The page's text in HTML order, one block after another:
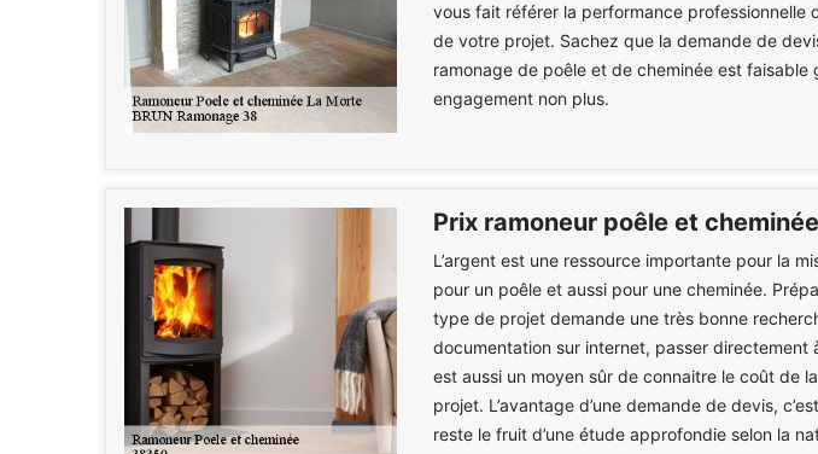
vous fait référer la performance professionnelle
de votre projet. Sachez que la demande de
ramonage de poêle et de cheminée est faisable
engagement non plus.
Prix ramoneur poêle et cheminée
L’argent est une ressource importante pour la
pour un poêle et aussi pour une cheminée.
type de projet demande une très bonne
documentation sur internet, passer directement
est aussi un moyen sûr de connaitre le coût de
projet. L’avantage d’une demande de devis,
reste le fruit d’une étude approfondie selon la